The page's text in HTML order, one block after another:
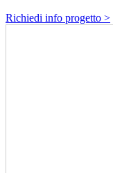
Richiedi info progetto >